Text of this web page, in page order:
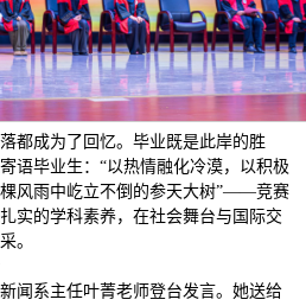
都成为了回忆。毕业既是此岸的胜
语毕业生：“以热情融化冷漠，以积极
风雨中屹立不倒的参天大树”——竞赛
实的学科素养，在社会舞台与国际交
。
闻系主任叶菁老师登台发言。她送给